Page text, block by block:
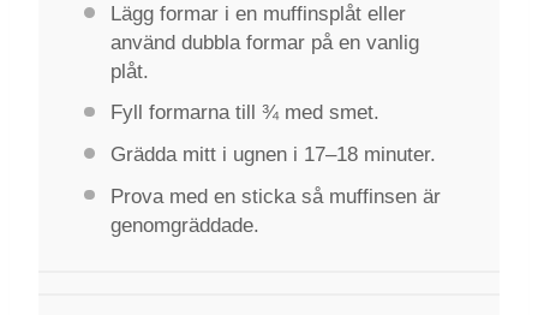
Lägg formar i en muffinsplåt eller
använd dubbla formar på en vanlig
plåt.
Fyll formarna till ¾ med smet.
Grädda mitt i ugnen i 17–18 minuter.
Prova med en sticka så muffinsen är
genomgräddade.